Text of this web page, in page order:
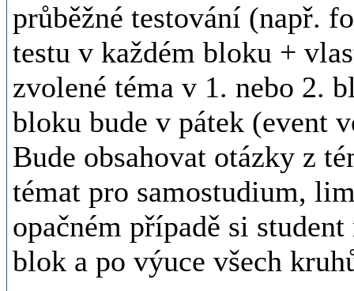
průběžné testování (např.
testu v každém bloku +
zvolené téma v 1. nebo 2.
bloku bude v pátek (event
Bude obsahovat otázky z
témat pro samostudium,
opačném případě si
blok a po výuce všech